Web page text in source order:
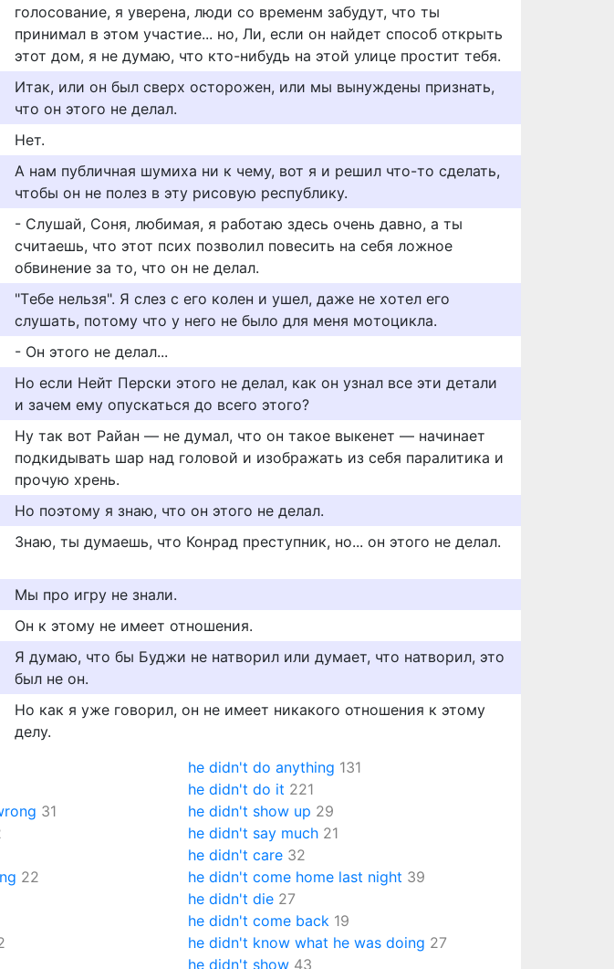
голосование, я уверена, люди со временм забудут, что ты
принимал в этом участие... но, Ли, если он найдет способ открыть
этот дом, я не думаю, что кто-нибудь на этой улице простит тебя.
Итак, или он был сверх осторожен, или мы вынуждены признать,
что он этого не делал.
Нет.
А нам публичная шумиха ни к чему, вот я и решил что-то сделать,
чтобы он не полез в эту рисовую республику.
- Слушай, Соня, любимая, я работаю здесь очень давно, а ты
считаешь, что этот псих позволил повесить на себя ложное
обвинение за то, что он не делал.
"Tебе нельзя". Я слез с его колен и ушел, дaжe нe xoтeл eгo
слyшaть, пoтoмy чтo y нeгo нe былo для мeня мoтoциклa.
- Он этого не делал...
Но если Нейт Перски этого не делал, как он узнал все эти детали
и зачем ему опускаться до всего этого?
Ну так вот Райан — не думал, что он такое выкенет — начинает
подкидывать шар над головой и изображать из себя паралитика и
прочую хрень.
Но поэтому я знаю, что он этого не делал.
Знаю, ты думаешь, что Конрад преступник, но... он этого не делал.
Мы про игру не знали.
Он к этому не имеет отношения.
Я думаю, что бы Буджи не натворил или думает, что натворил, это
был не он.
Но как я уже говорил, он не имеет никакого отношения к этому
делу.
31
22
he didn't do anything 131
he didn't do it 221
he didn't show up 29
he didn't say much 21
he didn't care 32
he didn't come home last night 39
he didn't die 27
he didn't come back 19
he didn't know what he was doing 27
he didn't show 43